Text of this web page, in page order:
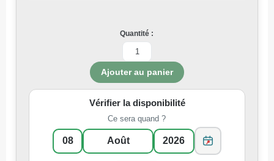
Quantité :
Vérifier la disponibilité
Ce sera quand ?